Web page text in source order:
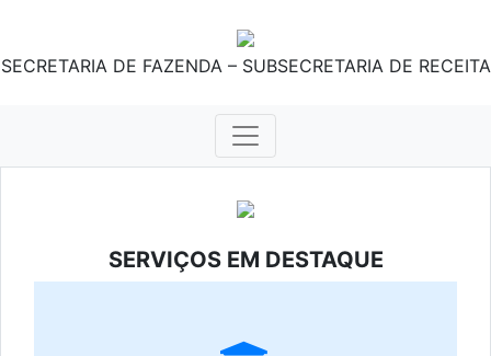
SECRETARIA DE FAZENDA – SUBSECRETARIA DE RECEITA
SERVIÇOS EM DESTAQUE